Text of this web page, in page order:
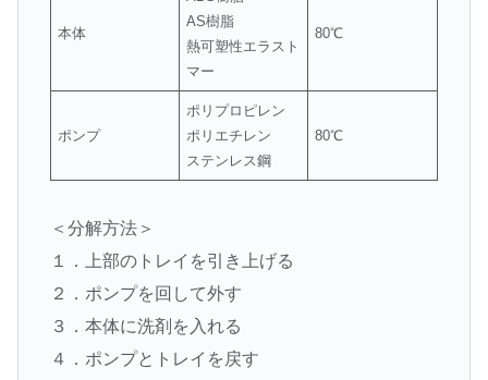
本体
AS樹脂
熱可塑性エラスト
マー
80℃
ポンプ
ポリプロピレン
ポリエチレン
ステンレス鋼
80℃
＜分解方法＞
１．上部のトレイを引き上げる
２．ポンプを回して外す
３．本体に洗剤を入れる
４．ポンプとトレイを戻す